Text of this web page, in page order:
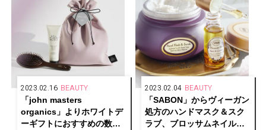
2023.02.16 BEAUTY
「john masters
organics」よりホワイトデ
ーギフトにおすすめの数量
2023.02.04 BEAUTY
「SABON」からヴィーガン
処方のハンドマスク＆スク
ラブ、ブロッサムネイルオ